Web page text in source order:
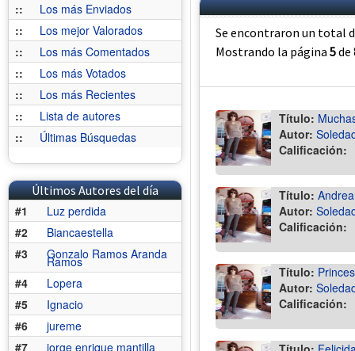
::
Los más Enviados
::
Los mejor Valorados
::
Los más Comentados
::
Los más Votados
::
Los más Recientes
::
Lista de autores
::
Últimas Búsquedas
Últimos Autores del día
#1
Luz perdida
#2
Biancaestella
#3
Gonzalo Ramos Aranda
Ramos
#4
Lopera
#5
Ignacio
#6
jureme
#7
jorge enrique mantilla
Se encontraron un total
Mostrando la página 5de
Título:
Autor:
Calificación:
Título:
Autor:
Calificación:
Título:
Autor:
Calificación: